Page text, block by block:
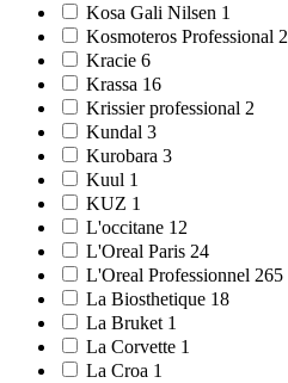
Kosa Gali Nilsen 1
Kosmoteros Professional 2
Kracie 6
Krassa 16
Krissier professional 2
Kundal 3
Kurobara 3
Kuul 1
KUZ 1
L'occitane 12
L'Oreal Paris 24
L'Oreal Professionnel 265
La Biosthetique 18
La Bruket 1
La Corvette 1
La Croa 1